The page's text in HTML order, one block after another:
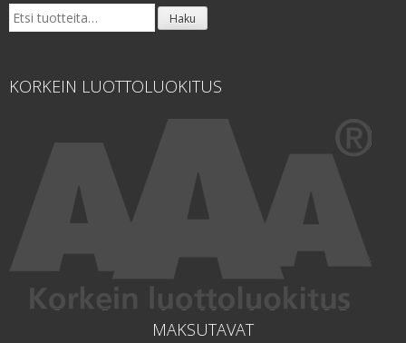
Etsi: Haku
KORKEIN LUOTTOLUOKITUS
MAKSUTAVAT